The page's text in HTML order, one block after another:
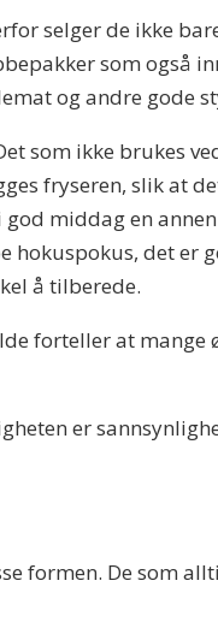
selger de ikke
som også
og andre gode
som ikke brukes
fryseren, slik at
god middag en
hokuspokus, det er
å tilberede.
forteller at mange
er
formen. De som